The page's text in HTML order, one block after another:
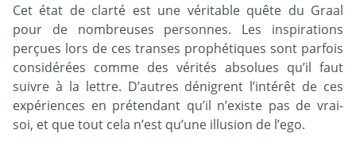
Cet état de clarté est une véritable quête du Graal
pour de nombreuses personnes. Les inspirations
perçues lors de ces transes prophétiques sont parfois
considérées comme des vérités absolues qu’il faut
suivre à la lettre. D’autres dénigrent l’intérêt de ces
expériences en prétendant qu’il n’existe pas de vrai-
soi, et que tout cela n’est qu’une illusion de l’ego.